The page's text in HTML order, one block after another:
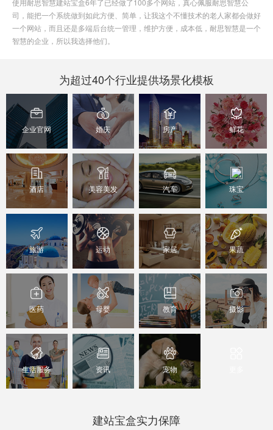
司，能把一个系统做到如此方便、简单，让我这个不懂技术的老人家都会做好
一个网站，而且还是多端后台统一管理，维护方便，成本低，耐思智慧是一个
智慧的企业，所以我选择他们。
为超过40个行业提供场景化模板
企业官网 婚庆 房产 鲜花
酒店 美容美发 汽车 珠宝
旅游 运动 家居 果蔬
医药 母婴 教育 摄影
生活服务 资讯 宠物
建站宝盒实力保障